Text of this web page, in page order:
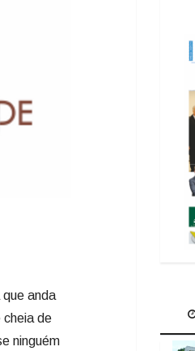
que anda
cheia de
ninguém